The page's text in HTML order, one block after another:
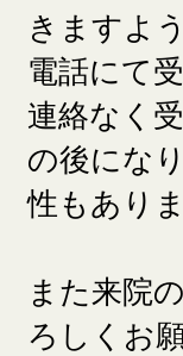
きますよ
電話にて
連絡なく
の後にな
性もあり
また来院
ろしくお